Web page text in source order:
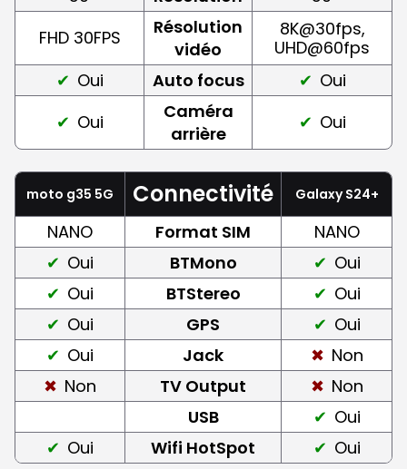
FHD 30FPS
Résolution
vidéo
8K@30fps,
UHD@60fps
Oui
Auto focus
Oui
Oui
Caméra
arrière
Oui
moto g35 5G Connectivité Galaxy S24+
NANO Format SIM
NANO
Oui
BTMono
Oui
Oui
BTStereo
Oui
Oui
GPS
Oui
Oui
Jack
Non
Non
TV Output
Non
USB
Oui
Oui
Wifi HotSpot Oui